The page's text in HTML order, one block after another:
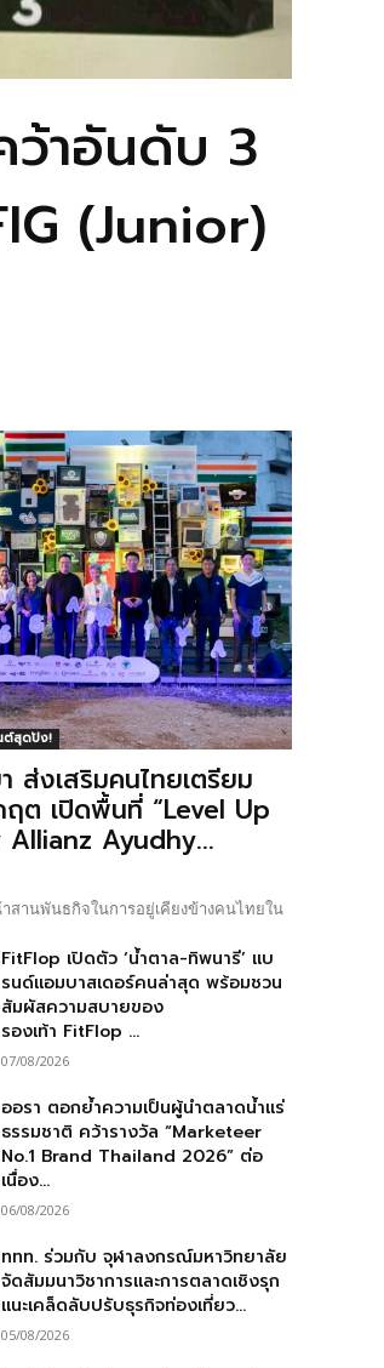
ว้าอันดับ 3
(Junior)
ต์สุดปัง!
ส่งเสริมคนไทยเตรียม
ต เปิดพื้นที่ “Level Up
Ayudhy...
สานพันธกิจในการอยู่เคียงข้างคนไทยใน
FitFlop เปิดตัว ‘น้ำตาล-ทิพนารี’ แบ
รนด์แอมบาสเดอร์คนล่าสุด พร้อมชวน
สัมผัสความสบายของ
รองเท้า FitFlop ...
07/08/2026
ออรา ตอกย้ำความเป็นผู้นำตลาดน้ำแร่
ธรรมชาติ คว้ารางวัล “Marketeer
No.1 Brand Thailand 2026” ต่อ
เนื่อง...
06/08/2026
ททท. ร่วมกับ จุฬาลงกรณ์มหาวิทยาลัย
จัดสัมมนาวิชาการและการตลาดเชิงรุก
แนะเคล็ดลับปรับธุรกิจท่องเที่ยว...
05/08/2026